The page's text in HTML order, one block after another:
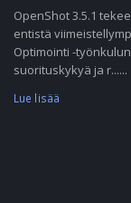
OpenShot 3.5.1
entistä
Optimointi -
suorituskykyä ja r......
Lue lisää